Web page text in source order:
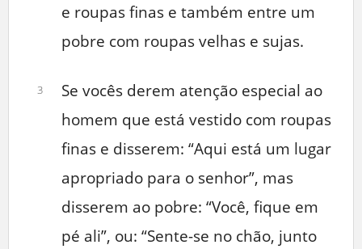
e roupas finas e também entre um
pobre com roupas velhas e sujas.
3
Se vocês derem atenção especial ao
homem que está vestido com roupas
finas e disserem: “Aqui está um lugar
apropriado para o senhor”, mas
disserem ao pobre: “Você, fique em
pé ali”, ou: “Sente-se no chão, junto